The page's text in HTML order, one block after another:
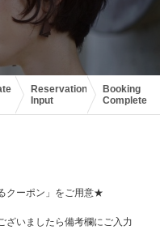
Reservation
Input
Booking
Complete
クーポン」をご用意★
ざいましたら備考欄にご入力